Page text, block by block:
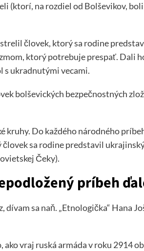
(ktorí, na rozdiel od Bolševikov,
človek, ktorý sa rodine
ktorý potrebuje prespať. Dali
s ukradnutými vecami.
bolševických bezpečnostných
kruhy. Do každého národného
sa rodine predstavil
Čeky).
príbeh
sa naň. „Etnologička“ Hana
vraj ruská armáda v roku 2914